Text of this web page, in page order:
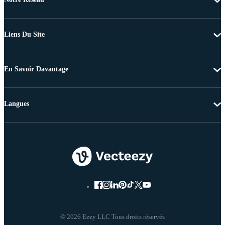
Liens Du Site
En Savoir Davantage
© 2026 Eezy LLC Tous droits réservés
Langues